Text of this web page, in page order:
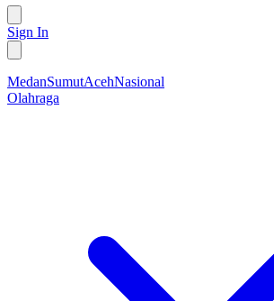
Sign In
MedanSumutAcehNasional
Olahraga